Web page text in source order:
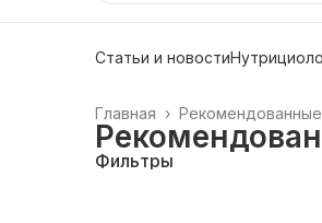
Статьи и новости
Главная ›
Фильтры